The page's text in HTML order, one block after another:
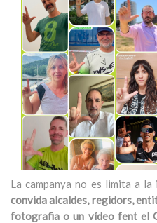
La campanya no es limita a la
convida alcaldes, regidors,
fotografia o un vídeo fent el